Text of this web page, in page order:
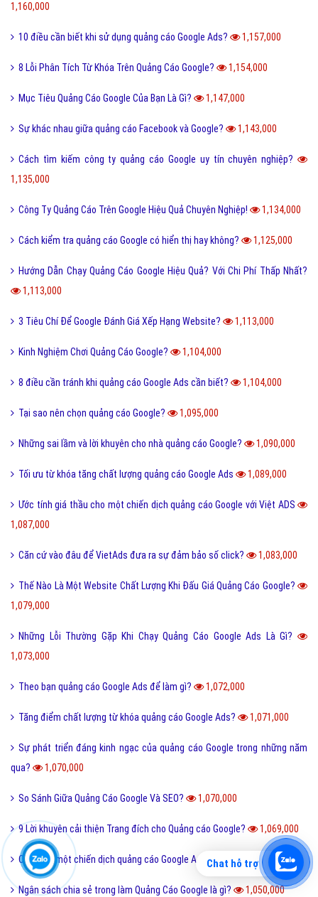
1,160,000
10 điều cần biết khi sử dụng quảng cáo Google Ads? 1,157,000
8 Lỗi Phân Tích Từ Khóa Trên Quảng Cáo Google? 1,154,000
Mục Tiêu Quảng Cáo Google Của Bạn Là Gì? 1,147,000
Sự khác nhau giữa quảng cáo Facebook và Google? 1,143,000
Cách tìm kiếm công ty quảng cáo Google uy tín chuyên nghiệp?
1,135,000
Công Ty Quảng Cáo Trên Google Hiệu Quả Chuyên Nghiệp! 1,134,000
Cách kiểm tra quảng cáo Google có hiển thị hay không? 1,125,000
Hướng Dẫn Chạy Quảng Cáo Google Hiệu Quả? Với Chi Phí Thấp Nhất?
1,113,000
3 Tiêu Chí Để Google Đánh Giá Xếp Hạng Website? 1,113,000
Kinh Nghiệm Chơi Quảng Cáo Google? 1,104,000
8 điều cần tránh khi quảng cáo Google Ads cần biết? 1,104,000
Tại sao nên chọn quảng cáo Google? 1,095,000
Những sai lầm và lời khuyên cho nhà quảng cáo Google? 1,090,000
Tối ưu từ khóa tăng chất lượng quảng cáo Google Ads 1,089,000
Ước tính giá thầu cho một chiến dịch quảng cáo Google với Việt ADS
1,087,000
Căn cứ vào đâu để VietAds đưa ra sự đảm bảo số click? 1,083,000
Thế Nào Là Một Website Chất Lượng Khi Đấu Giá Quảng Cáo Google?
1,079,000
Những Lỗi Thường Gặp Khi Chạy Quảng Cáo Google Ads Là Gì?
1,073,000
Theo bạn quảng cáo Google Ads để làm gì? 1,072,000
Tăng điểm chất lượng từ khóa quảng cáo Google Ads? 1,071,000
Sự phát triển đáng kinh ngạc của quảng cáo Google trong những năm
qua?
1,070,000
So Sánh Giữa Quảng Cáo Google Và SEO? 1,070,000
9 Lời khuyên cải thiện Trang đích cho Quảng cáo Google? 1,069,000
Cách lập một chiến dịch quảng cáo Google Ads? 1,052,000
Ngân sách chia sẻ trong làm Quảng Cáo Google là gì? 1,050,000
Chat hỗ trợ